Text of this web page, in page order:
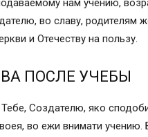
нам учению,
во славу, родителям
и Отечеству на пользу.
ПОСЛЕ УЧЕБЫ
Создателю, яко
во ежи внимати учению.